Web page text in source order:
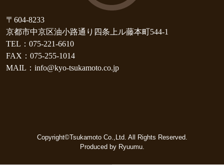
〒604-8233
京都市中京区油小路通り四条上ル藤本町544-1
TEL：075-221-6610
FAX：075-255-1014
MAIL：info@kyo-tsukamoto.co.jp
Copyright©Tsukamoto Co.,Ltd. All Rights Reserved.
Produced by Ryuumu.